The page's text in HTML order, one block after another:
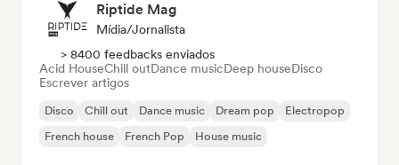
Riptide Mag
Mídia/Jornalista
> 8400 feedbacks enviados
Acid HouseChill outDance musicDeep houseDisco
Escrever artigos
Disco Chill out Dance music Dream pop
Electropop
French house
French Pop House music